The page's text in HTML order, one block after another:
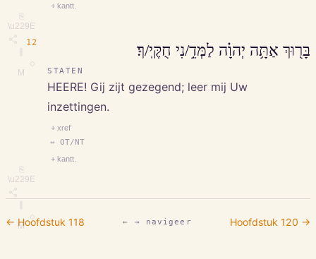
⎘
\u229E
M
+ kantt.
12
⎘
\u229E
M
בָּר֖וּךְ אַתָּ֥ה יְהוָ֗ה לַמְּדֵ֥/נִי חֻקֶּֽי/ךָ׃
STATEN
HEERE! Gij zijt gezegend; leer mij Uw
inzettingen.
+ xref
↔ OT/NT
+ kantt.
← Hoofdstuk 118 ← → navigeer Hoofdstuk 120 →